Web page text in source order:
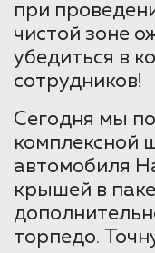
при
чистой зоне
убедиться в
сотрудников!
Сегодня мы
комплексной
автомобиля
крышей в
торпедо.